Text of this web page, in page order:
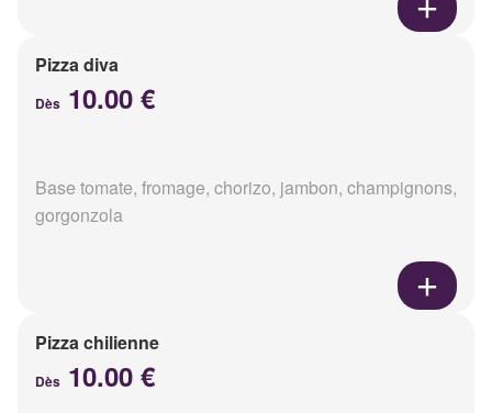
Pizza diva
Dès 10.00 €
Base tomate, fromage, chorizo, jambon, champignons,
gorgonzola
Pizza chilienne
Dès 10.00 €